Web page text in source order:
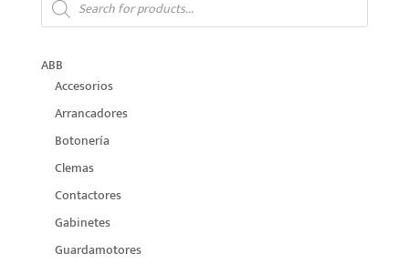
search
ABB
Accesorios
Arrancadores
Botonería
Clemas
Contactores
Gabinetes
Guardamotores